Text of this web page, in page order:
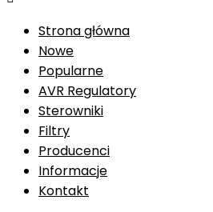
Strona główna
Nowe
Popularne
AVR Regulatory
Sterowniki
Filtry
Producenci
Informacje
Kontakt